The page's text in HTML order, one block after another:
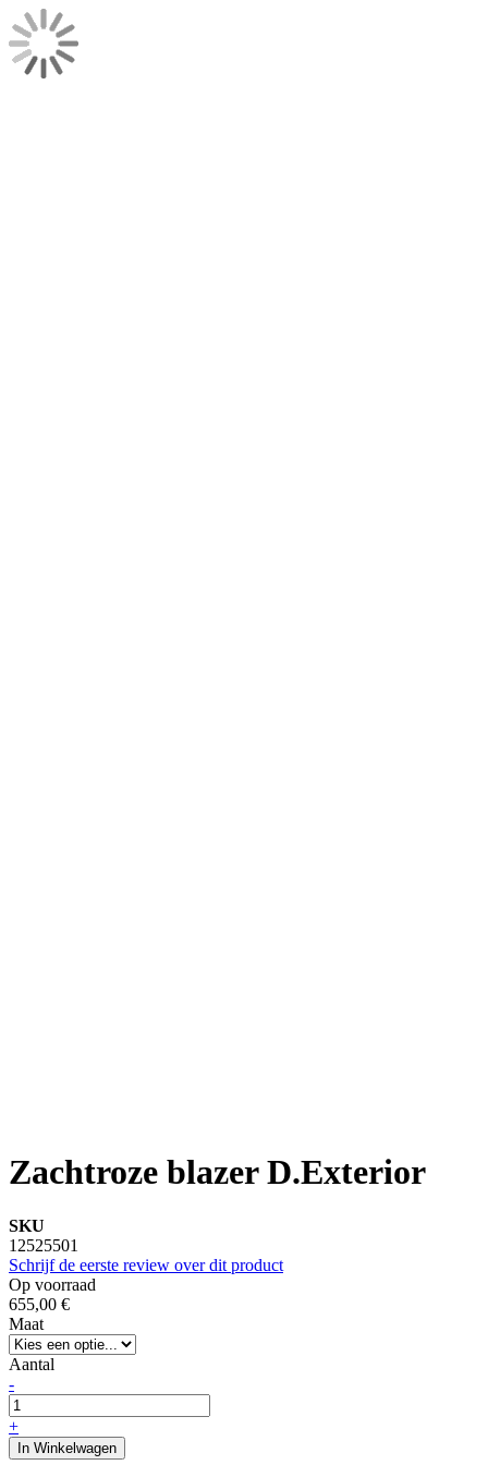
Zachtroze blazer D.Exterior
SKU
12525501
Schrijf de eerste review over dit product
Op voorraad
655,00 €
Maat
Aantal
-
+
In Winkelwagen